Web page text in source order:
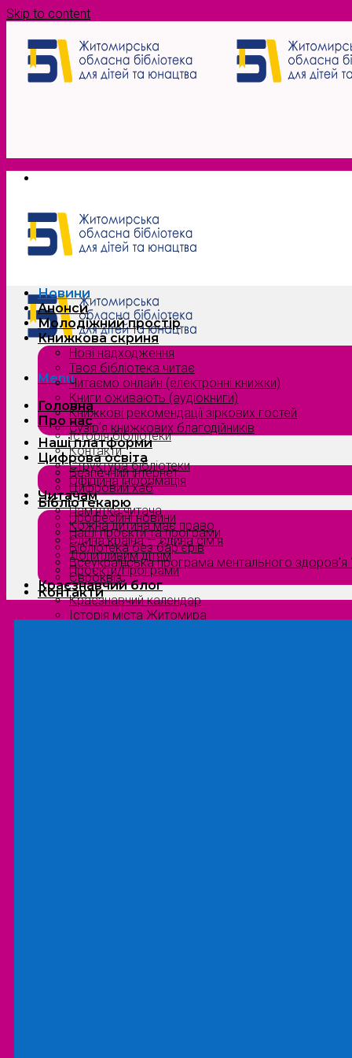
Skip to content
Menu
Головна
Про нас
Історія бібліотеки
Контакти
Структура бібліотеки
Офіційна інформація
Читачам
Пам’ятка читача
Кожна дитина має право
Єдина країна — єдина сім’я
Допитливим дітям
Проєкти/Програми
Краєзнавчий блог
Краєзнавчий календар
Історія міста Житомира
Новини
Анонси
Молодіжний простір
Книжкова скриня
Нові надходження
Твоя бібліотека читає
Читаємо онлайн (електронні книжки)
Книги оживають (аудіокниги)
Книжкові рекомендації зіркових гостей
Сузірʼя книжкових благодійників
Наші платформи
Цифрова освіта
Безпечний інтернет
Цифровий хаб
Бібліотекарю
Професійні новини
Наші проєкти та програми
Бібліотека без бар’єрів
Всеукраїнська програма ментального здоров’я
Євроквіз
Контакти